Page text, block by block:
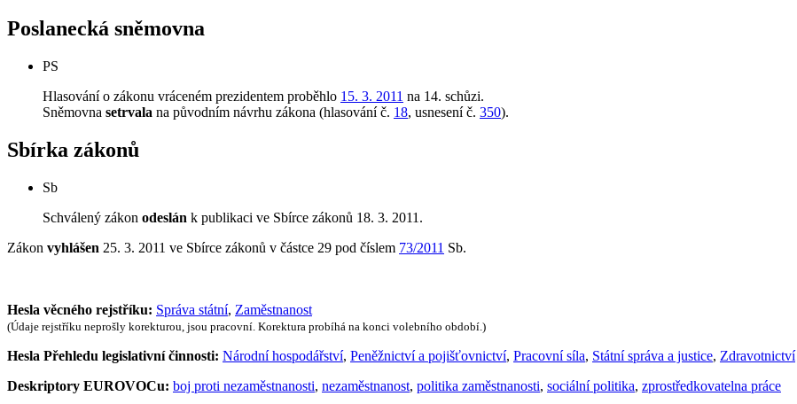
Poslanecká sněmovna
PS
Hlasování o zákonu vráceném prezidentem proběhlo 15. 3. 2011 na 14. schůzi.
Sněmovna setrvala na původním návrhu zákona (hlasování č. 18, usnesení č. 350).
Sbírka zákonů
Sb
Schválený zákon odeslán k publikaci ve Sbírce zákonů 18. 3. 2011.
Zákon vyhlášen 25. 3. 2011 ve Sbírce zákonů v částce 29 pod číslem 73/2011 Sb.
Hesla věcného rejstříku: Správa státní, Zaměstnanost
(Údaje rejstříku neprošly korekturou, jsou pracovní. Korektura probíhá na konci volebního období.)
Hesla Přehledu legislativní činnosti: Národní hospodářství, Peněžnictví a pojišťovnictví, Pracovní síla, Státní správa a justice, Zdravotnictví
Deskriptory EUROVOCu: boj proti nezaměstnanosti, nezaměstnanost, politika zaměstnanosti, sociální politika, zprostředkovatelna práce